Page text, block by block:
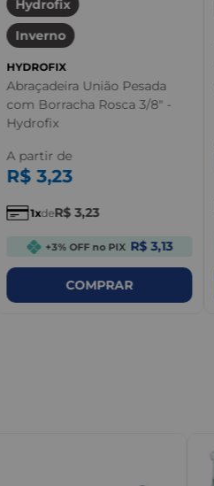
Hydrofix
Inverno
HYDROFIX
Abraçadeira União Pesada
com Borracha Rosca 3/8" -
Hydrofix
A partir de
R$ 3,23
1 deR$ 3,23
+3% OFF no PIX R$ 3,13
COMPRAR